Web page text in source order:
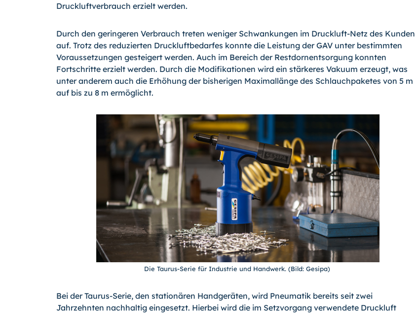
Druckluftverbrauch erzielt werden.
Durch den geringeren Verbrauch treten weniger Schwankungen im Druckluft-Netz des Kunden
auf. Trotz des reduzierten Druckluftbedarfes konnte die Leistung der GAV unter bestimmten
Voraussetzungen gesteigert werden. Auch im Bereich der Restdornentsorgung konnten
Fortschritte erzielt werden. Durch die Modifikationen wird ein stärkeres Vakuum erzeugt, was
unter anderem auch die Erhöhung der bisherigen Maximallänge des Schlauchpaketes von 5 m
auf bis zu 8 m ermöglicht.
Die Taurus-Serie für Industrie und Handwerk. (Bild: Gesipa)
Bei der Taurus-Serie, den stationären Handgeräten, wird Pneumatik bereits seit zwei
Jahrzehnten nachhaltig eingesetzt. Hierbei wird die im Setzvorgang verwendete Druckluft